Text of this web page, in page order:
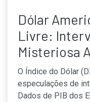
Dólar
Livre:
Misteriosa
O Índice do Dólar
especulações de
Dados de PIB dos